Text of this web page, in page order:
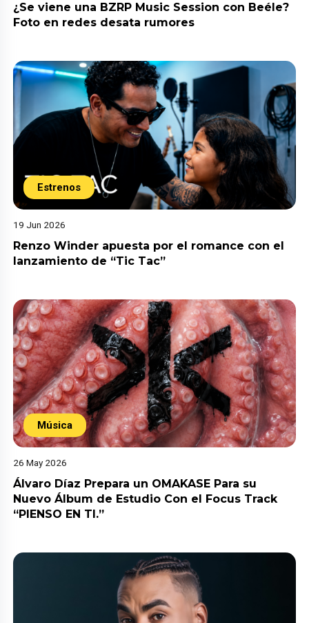
¿Se viene una BZRP Music Session con Beéle?
Foto en redes desata rumores
Estrenos
19 Jun 2026
Renzo Winder apuesta por el romance con el
lanzamiento de “Tic Tac”
Música
26 May 2026
Álvaro Díaz Prepara un OMAKASE Para su
Nuevo Álbum de Estudio Con el Focus Track
“PIENSO EN TI.”